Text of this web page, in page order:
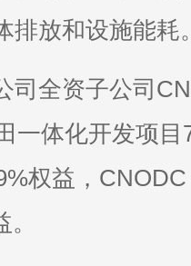
排放和设施能耗
司全资子公司
一体化开发项
权益，